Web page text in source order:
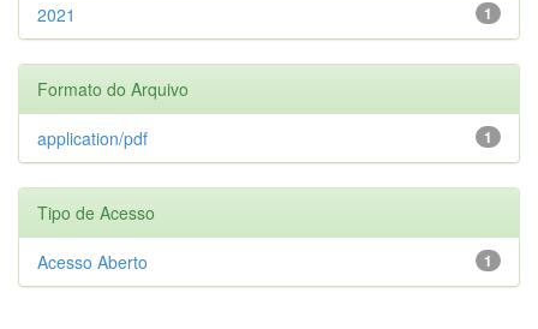
1
2021
Formato do Arquivo
1
application/pdf
Tipo de Acesso
1
Acesso Aberto